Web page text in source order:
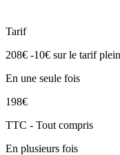
Tarif
208€ -10€ sur le tarif plein
En une seule fois
198€
TTC - Tout compris
En plusieurs fois